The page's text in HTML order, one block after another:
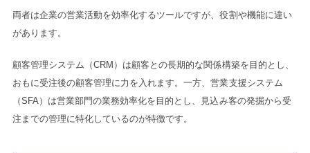
両者は企業の営業活動を効率化するツールですが、役割や機能に違い
があります。
顧客管理システム（CRM）は顧客との長期的な関係構築を目的とし、
おもに受注後の顧客管理に力を入れます。一方、営業支援システム
（SFA）は営業部門の業務効率化を目的とし、見込み客の発掘から受
注までの管理に特化しているのが特徴です。